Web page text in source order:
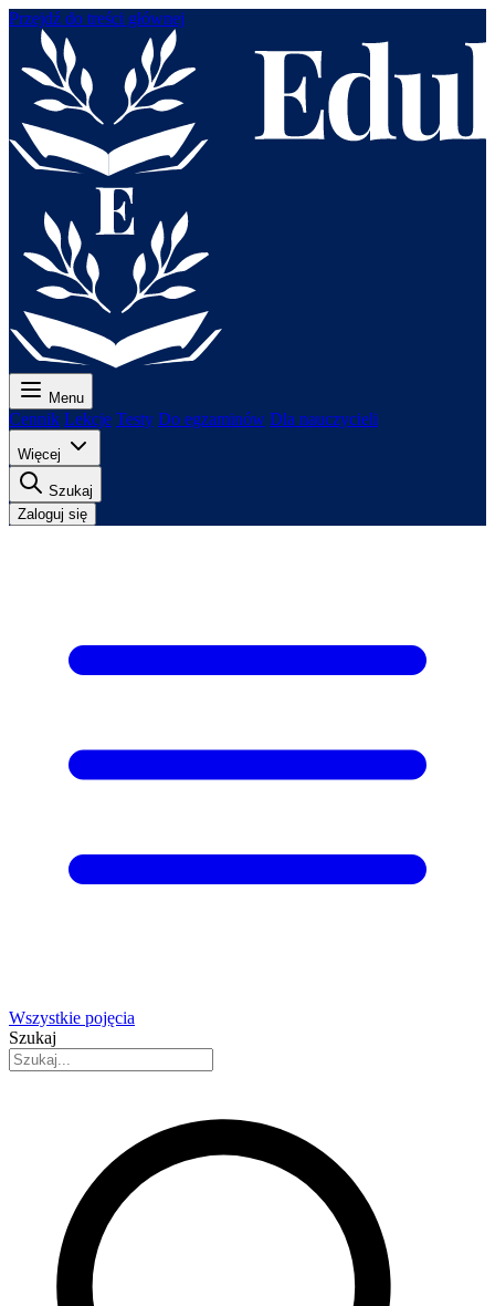
Przejdź do treści głównej
Menu
Cennik Lekcje Testy Do egzaminów Dla nauczycieli
Więcej
Szukaj
Zaloguj się
Wszystkie pojęcia
Szukaj